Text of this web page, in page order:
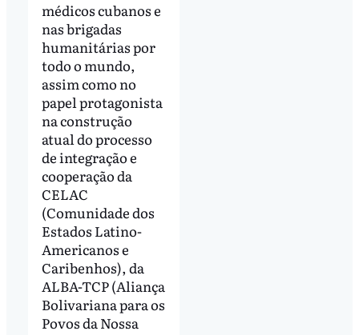
médicos cubanos e
nas brigadas
humanitárias por
todo o mundo,
assim como no
papel protagonista
na construção
atual do processo
de integração e
cooperação da
CELAC
(Comunidade dos
Estados Latino-
Americanos e
Caribenhos), da
ALBA-TCP (Aliança
Bolivariana para os
Povos da Nossa